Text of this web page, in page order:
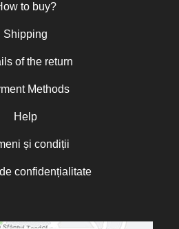
to buy?
Shipping
of the return
Methods
Help
și condiții
confidențialitate